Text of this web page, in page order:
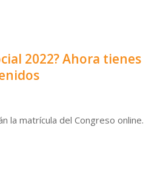
2022? Ahora tienes
la matrícula del Congreso online.